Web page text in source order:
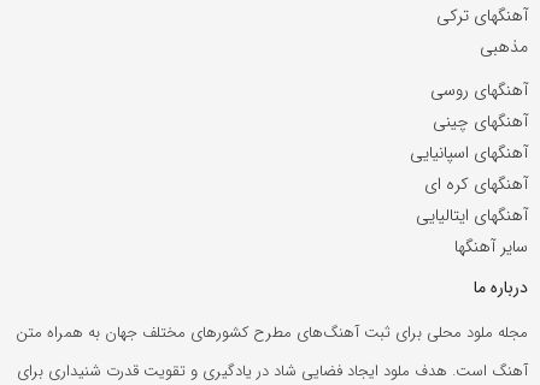
آهنگهای ترکی
مذهبی
آهنگهای روسی
آهنگهای چینی
آهنگهای اسپانیایی
آهنگهای کره ای
آهنگهای ایتالیایی
سایر آهنگها
درباره ما
مجله ملود محلی برای ثبت آهنگ‌های مطرح کشورهای مختلف جهان به همراه متن
آهنگ است. هدف ملود ایجاد فضایی شاد در یادگیری و تقویت قدرت شنیداری برای